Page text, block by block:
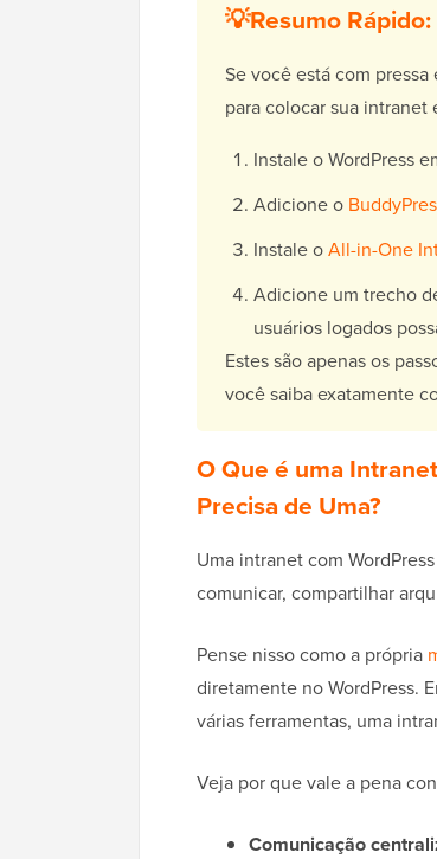
💡Resumo
Se você está com
para colocar sua
Instale o WordPress
Adicione o
Instale oAll-in-One
Adicione um trecho
usuários logados
Estes são apenas os
você saiba exatamente
O Que é uma
Precisa de Uma?
Uma intranet com
comunicar, compartilhar
Pense nisso como a própria
diretamente no WordPress.
várias ferramentas, uma
Veja por que vale a pena
Comunicação